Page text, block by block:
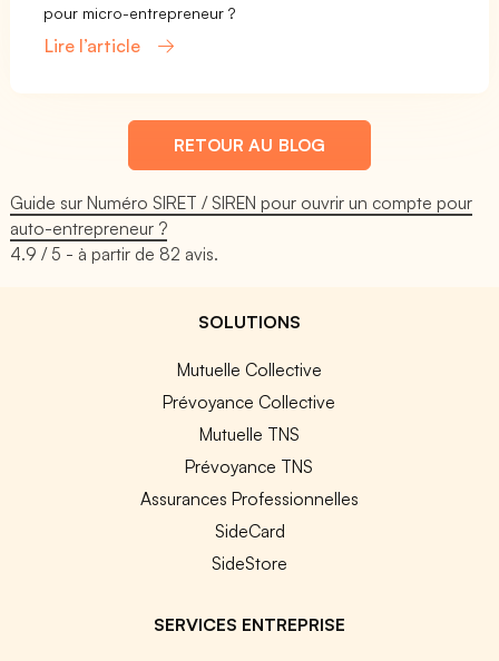
pour micro-entrepreneur ?
Lire l’article
RETOUR AU BLOG
Guide sur Numéro SIRET / SIREN pour ouvrir un compte pour
auto-entrepreneur ?
4.9 / 5 - à partir de 82 avis.
SOLUTIONS
Mutuelle Collective
Prévoyance Collective
Mutuelle TNS
Prévoyance TNS
Assurances Professionnelles
SideCard
SideStore
SERVICES ENTREPRISE